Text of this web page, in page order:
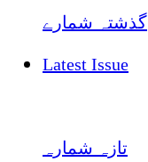
گذشتہ شمارے
Latest Issue
تازہ شمارہ